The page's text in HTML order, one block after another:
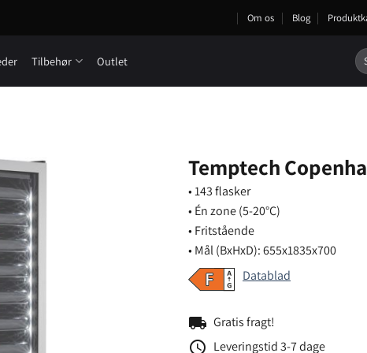
Om os Blog
Tilbehør Outlet
Søg
Temptech
• 143 flasker
• Én zone (5-20°C)
• Fritstående
• Mål (BxHxD): 655x1835x700
Datablad
local_shipping Gratis fragt!
schedule Leveringstid 3-7 dage